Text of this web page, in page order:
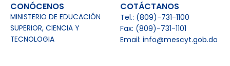
CONÓCENOS
MINISTERIO DE EDUCACIÓN
SUPERIOR, CIENCIA Y
TECNOLOGIA
COTÁCTANOS
Tel.: (809)-731-1100
Fax: (809)-731-1101
Email: info@mescyt.gob.do